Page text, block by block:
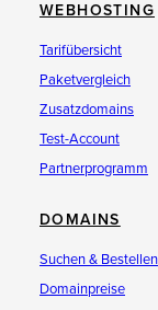
WEBHOSTING
Tarifübersicht
Paketvergleich
Zusatzdomains
Test-Account
Partnerprogramm
DOMAINS
Suchen & Bestellen
Domainpreise